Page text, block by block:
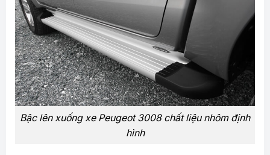
Bậc lên xuống xe Peugeot 3008 chất liệu nhôm định
hình